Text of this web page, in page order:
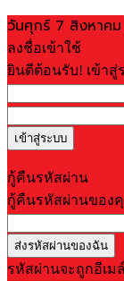
วันศุกร์ 7 สิงหาค
ลงชื่อเข้าใช้
ยินดีต้อนรับ! เข้า
กู้คืนรหัสผ่าน
กู้คืนรหัสผ่านของ
รหัสผ่านจะถูกอีเ